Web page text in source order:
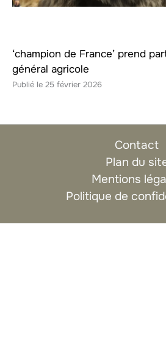
‘champion de France’ prend
général agricole
25 février 2026
Contact
Plan du
Mentions
Politique de